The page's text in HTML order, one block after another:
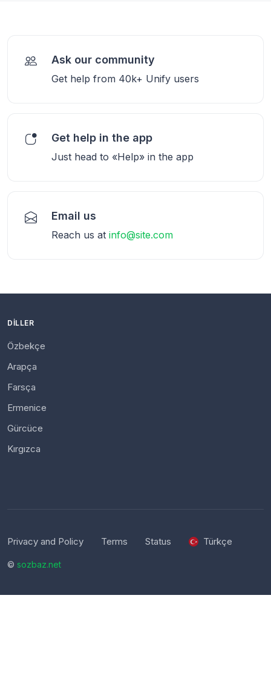
Ask our community
Get help from 40k+ Unify users
Get help in the app
Just head to «Help» in the app
Email us
Reach us at info@site.com
DILLER
Özbekçe
Arapça
Farsça
Ermenice
Gürcüce
Kırgızca
Privacy and Policy Terms Status Türkçe
© sozbaz.net